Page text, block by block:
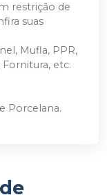
restrição de
suas
Mufla, PPR,
etc.
Porcelana.